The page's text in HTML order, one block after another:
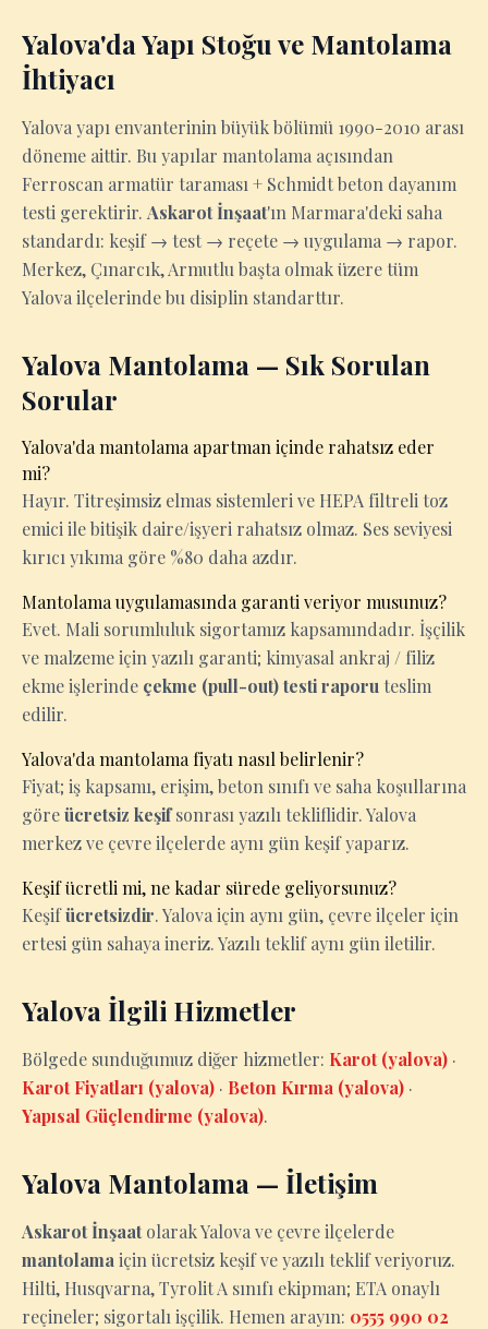
Yalova'da Yapı Stoğu ve Mantolama
İhtiyacı
Yalova yapı envanterinin büyük bölümü 1990-2010 arası
döneme aittir. Bu yapılar mantolama açısından
Ferroscan armatür taraması + Schmidt beton dayanım
testi gerektirir. Askarot İnşaat'ın Marmara'deki saha
standardı: keşif → test → reçete → uygulama → rapor.
Merkez, Çınarcık, Armutlu başta olmak üzere tüm
Yalova ilçelerinde bu disiplin standarttır.
Yalova Mantolama — Sık Sorulan
Sorular
Yalova'da mantolama apartman içinde rahatsız eder
mi?
Hayır. Titreşimsiz elmas sistemleri ve HEPA filtreli toz
emici ile bitişik daire/işyeri rahatsız olmaz. Ses seviyesi
kırıcı yıkıma göre %80 daha azdır.
Mantolama uygulamasında garanti veriyor musunuz?
Evet. Mali sorumluluk sigortamız kapsamındadır. İşçilik
ve malzeme için yazılı garanti; kimyasal ankraj / filiz
ekme işlerinde çekme (pull-out) testi raporu teslim
edilir.
Yalova'da mantolama fiyatı nasıl belirlenir?
Fiyat; iş kapsamı, erişim, beton sınıfı ve saha koşullarına
göreücretsiz keşifsonrası yazılı tekliflidir. Yalova
merkez ve çevre ilçelerde aynı gün keşif yaparız.
Keşif ücretli mi, ne kadar sürede geliyorsunuz?
Keşifücretsizdir. Yalova için aynı gün, çevre ilçeler için
ertesi gün sahaya ineriz. Yazılı teklif aynı gün iletilir.
Yalova İlgili Hizmetler
Bölgede sunduğumuz diğer hizmetler: Karot (yalova) ·
Karot Fiyatları (yalova) · Beton Kırma (yalova) ·
Yapısal Güçlendirme (yalova).
Yalova Mantolama — İletişim
Askarot İnşaatolarak Yalova ve çevre ilçelerde
mantolama için ücretsiz keşif ve yazılı teklif veriyoruz.
Hilti, Husqvarna, Tyrolit A sınıfı ekipman; ETA onaylı
reçineler; sigortalı işçilik. Hemen arayın: 0555 990 02